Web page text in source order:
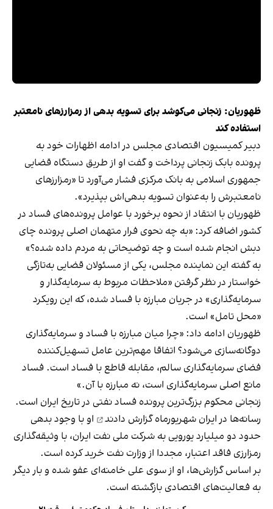
ظهوریان: زنجانی می‌کوشد برای تسویه بدهی‌ از رمزارزهای نامعتبر
استفاده کند
دبیر کمیسیون اقتصادی مجلس در ادامه اظهارات خود به
پرونده بابک زنجانی پرداخت و گفت او از طریق دستگاه قضایی
جمهوری اسلامی به بانک مرکزی فشار می‌آورد تا «رمزارزهای
نامعتبرش را به‌عنوان تسویه بدهی‌اش بپذیرد».
ظهوریان با انتقاد از نحوه برخورد با عوامل پرونده‌های فساد در
کشور اضافه کرد: «به چه نحوی فرار متهمان اصلی پرونده چای
دبش انجام شده است و چه توضیحاتی به مردم داده شده؟»
به گفته این نماینده مجلس، یکی از مسئولان قضایی به‌تازگی
خواستار در نظر گرفتن «ملاحظات مربوط به سرمایه‌گذار و
سرمایه‌گذاری» در جریان مبارزه با فساد شده، که این رویکرد
«محل تامل» است.
ظهوریان ادامه داد: «چرا میان مبارزه با فساد و سرمایه‌گذاری
دوگانه‌سازی می‌شود؟ اتفاقا مهم‌ترین عامل تسهیل‌کننده
فضای سرمایه‌گذاری سالم، مقابله قاطع با فساد است. فساد
مانع اصلی سرمایه‌گذاری است، نه مبارزه با آن.»
زنجانی محکوم بزرگ‌ترین پرونده فساد نفتی در تاریخ ایران است.
رسانه‌ها در ایران شهریورماهگزارش دادند
او با وجود بدهی
حدود دو میلیارد یورویی به شرکت ملی نفت ایران، با وثیقه‌گذاری
رمزارزی فاقد اعتبار، مجددا از وزارت نفت خرید کرده است.
بر اساس گزارش‌ها، او از سوی علی خامنه‌ای عفو شده و بار دیگر
به فعالیت‌های اقتصادی بازگشته است.